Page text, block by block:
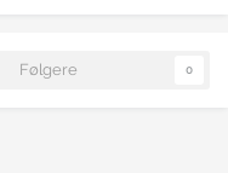
Følgere 0